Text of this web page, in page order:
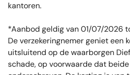
kantoren.
*Aanbod geldig van 01/07/2026
De verzekeringnemer geniet een
uitsluitend op de waarborgen
schade, op voorwaarde dat